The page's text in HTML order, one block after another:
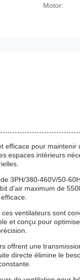
Motor:
efficace pour
espaces intérieurs
3PH/380-460V/50-
d'air maximum de
ventilateurs sont
et conçu pour
offrent une
directe élimine le